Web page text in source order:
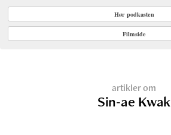
Hør podkasten
Filmside
artikler om
Sin-ae Kwak